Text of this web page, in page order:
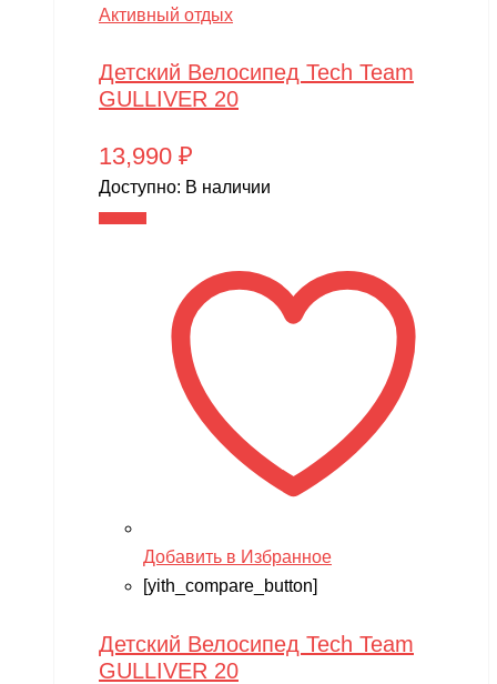
Активный отдых
Детский Велосипед Tech Team
GULLIVER 20
13,990 ₽
Доступно: В наличии
Добавить в Избранное
[yith_compare_button]
Детский Велосипед Tech Team
GULLIVER 20